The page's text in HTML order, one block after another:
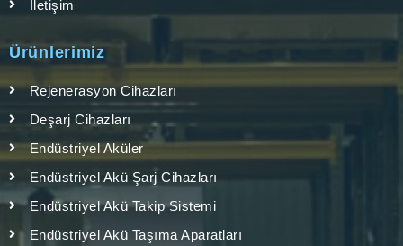
İletişim
Ürünlerimiz
Rejenerasyon Cihazları
Deşarj Cihazları
Endüstriyel Aküler
Endüstriyel Akü Şarj Cihazları
Endüstriyel Akü Takip Sistemi
Endüstriyel Akü Taşıma Aparatları